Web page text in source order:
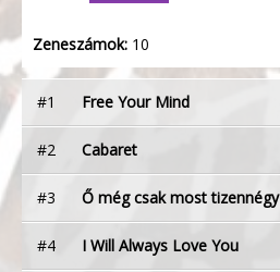
Zeneszámok: 10
#1 Free Your Mind
#2 Cabaret
#3 Ő még csak most tizennégy
#4 I Will Always Love You